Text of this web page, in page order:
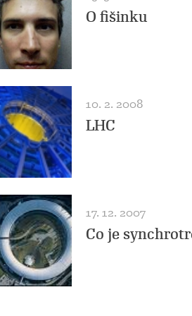
O fišinku
10. 2. 2008
LHC
17. 12. 2007
Co je